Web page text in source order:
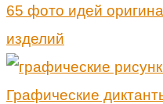
65 фото идей
изделий
Графические